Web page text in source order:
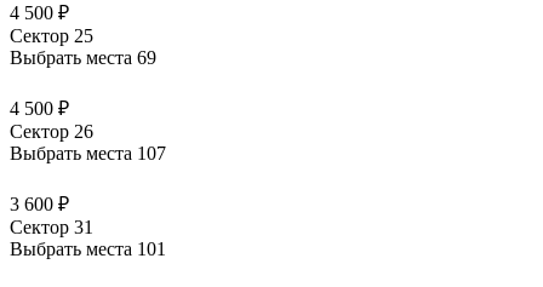
4 500 ₽
Сектор 25
Выбрать места 69
4 500 ₽
Сектор 26
Выбрать места 107
3 600 ₽
Сектор 31
Выбрать места 101